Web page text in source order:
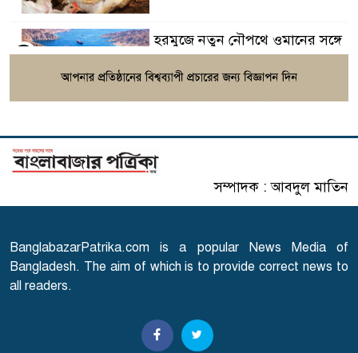
হরমুজে নতুন নৌপথে ওমানের সঙ্গে
৫
চক্রান্ত চালাচ্ছে: রিজভী
রাজধানীতে তরুণীর খণ্ডিত মাথা ও
দুই হাত উদ্ধার
মাগুরার বাড়িতে হামলার পর
প্রতিক্রিয়া জানালেন সাকিব
৮
জগন্নাথ বিশ্ববিদ্যালয়ে সভা-সমাবেশ
ও মিছিল নিষিদ্ধ
সম্পাদক : আবদুল মাতিন
BanglabazarPatrika.com is a popular News Media of
Bangladesh. The aim of which is to provide correct news to
all readers.